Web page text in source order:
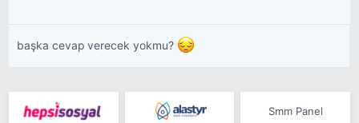
başka cevap verecek yokmu?
Smm Panel